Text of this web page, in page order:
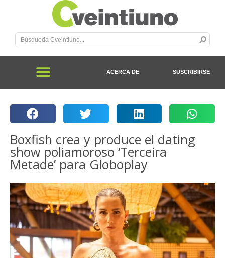
ACERCA DE SUSCRIBIRSE
Boxfish crea y produce el dating
show poliamoroso ‘Terceira
Metade’ para Globoplay